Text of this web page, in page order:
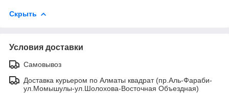
Скрыть
Условия доставки
Самовывоз
Доставка курьером по Алматы квадрат (пр.Аль-Фараби-
ул.Момышулы-ул.Шолохова-Восточная Объездная)